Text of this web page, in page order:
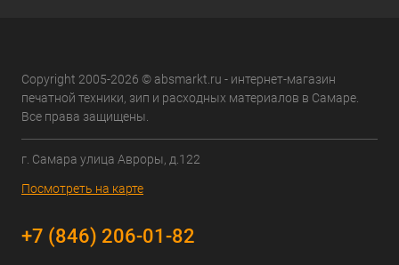
Copyright 2005-2026 © absmarkt.ru - интернет-магазин
печатной техники, зип и расходных материалов в Самаре.
Все права защищены.
г. Самара улица Авроры, д.122
Посмотреть на карте
+7 (846) 206-01-82